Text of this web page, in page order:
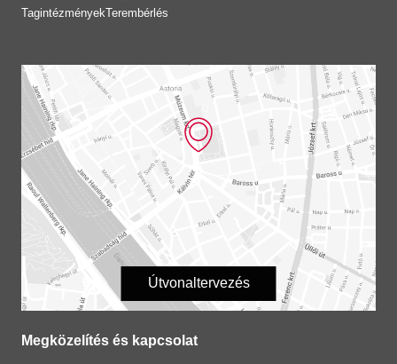
TagintézményekTerembérlés
Útvonaltervezés
Megközelítés és kapcsolat